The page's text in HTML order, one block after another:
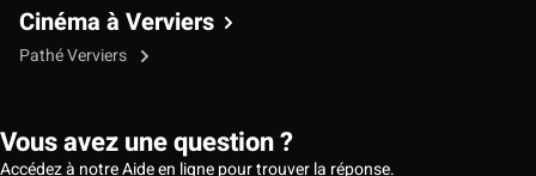
Cinéma à Verviers
Pathé Verviers
Vous avez une question ?
Accédez à notre Aide en ligne pour trouver la réponse.